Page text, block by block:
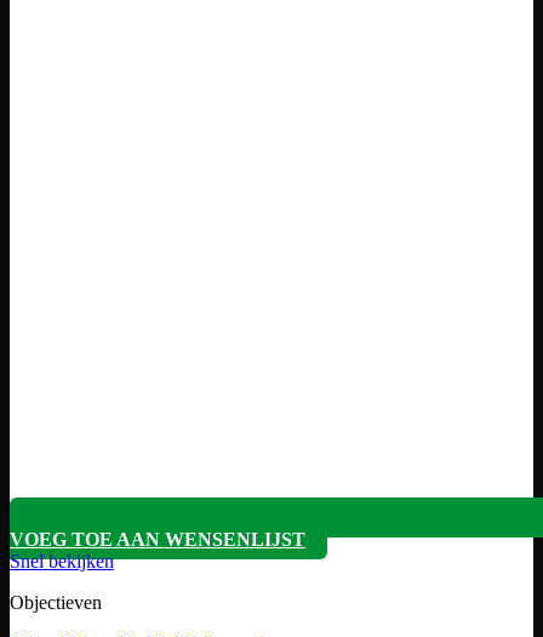
VOEG TOE AAN WENSENLIJST
Snel bekijken
Objectieven